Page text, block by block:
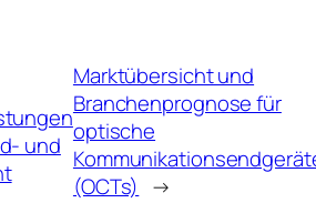
und
Marktübersicht und
Branchenprognose für
optische
(OCTs) →